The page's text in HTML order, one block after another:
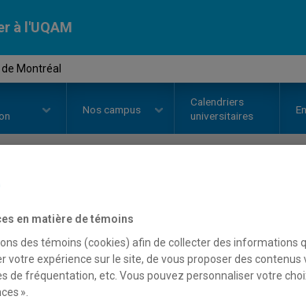
à l'UQAM
Montréal
Nos campus
Calendriers
universitaires
HIS4548
Description Horaire - Été 2026
en matière de témoins
des témoins (cookies) afin de collecter des informations
votre expérience sur le site, de vous proposer des contenus
de fréquentation, etc. Vous pouvez personnaliser votre
».